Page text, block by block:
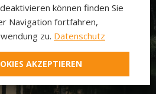
können finden Sie
Navigation fortfahren,
zu. Datenschutz
AKZEPTIEREN